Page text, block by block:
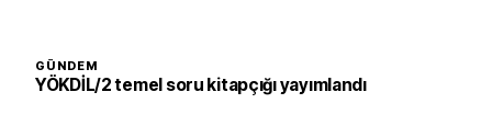
GÜNDEM
YÖKDİL/2 temel soru kitapçığı yayımlandı